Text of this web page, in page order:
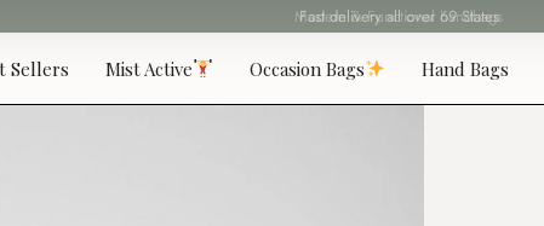
Fast delivery all over 69 States
Sellers Mist Active Occasion Bags Hand Bags